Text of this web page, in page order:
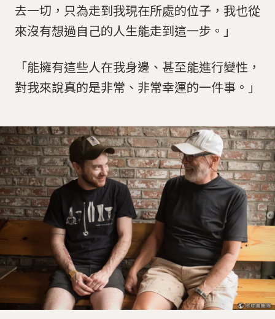
去一切，只為走到我現在所處的位子，我也從
來沒有想過自己的人生能走到這一步。」
「能擁有這些人在我身邊、甚至能進行變性，
對我來說真的是非常、非常幸運的一件事。」